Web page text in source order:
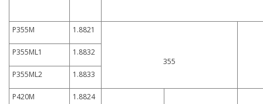
P355M 1.8821
355
P355ML1 1.8832
P355ML2 1.8833
P420M 1.8824